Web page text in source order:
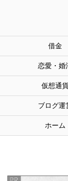
借金
恋愛・婚
仮想通
ブログ運
ホーム